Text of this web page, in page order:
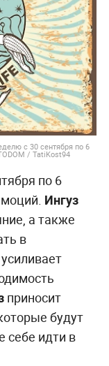
с 30 сентября по 6
/ TatiKost94
по 6
Ингуз
а также
в
приносит
будут
себе идти в